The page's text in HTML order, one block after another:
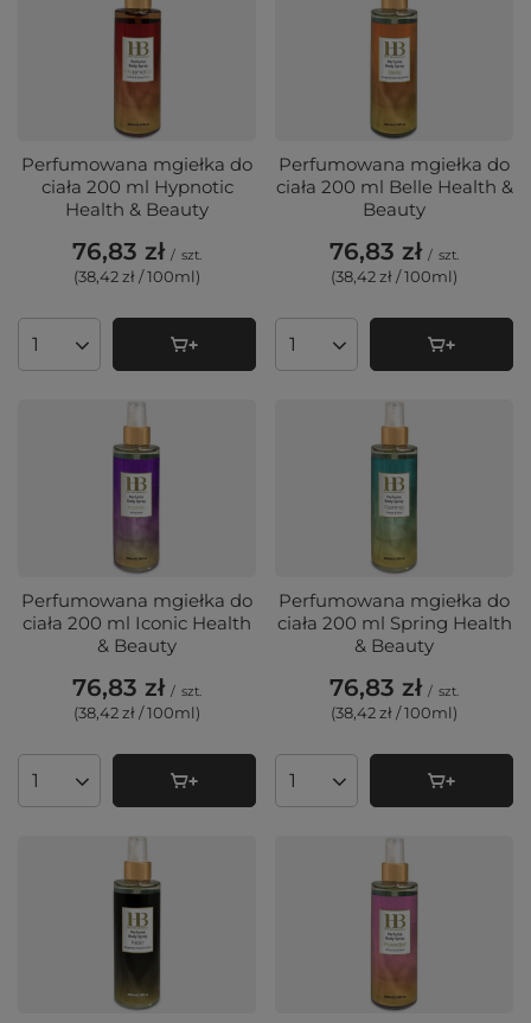
Perfumowana mgiełka do
ciała 200 ml Hypnotic
Health & Beauty
76,83 zł / szt.
(38,42 zł / 100ml)
Ilość produktów
Perfumowana mgiełka do
ciała 200 ml Belle Health &
Beauty
76,83 zł / szt.
(38,42 zł / 100ml)
Ilość produktów
Perfumowana mgiełka do
ciała 200 ml Iconic Health
& Beauty
76,83 zł / szt.
(38,42 zł / 100ml)
Ilość produktów
Perfumowana mgiełka do
ciała 200 ml Spring Health
& Beauty
76,83 zł / szt.
(38,42 zł / 100ml)
Ilość produktów